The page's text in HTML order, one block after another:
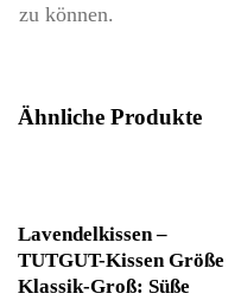
zu können.
Ähnliche Produkte
Lavendelkissen –
TUTGUT-Kissen Größe
Klassik-Groß: Süße